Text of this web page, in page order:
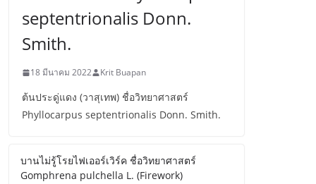
septentrionalis Donn.
Smith.
18 มีนาคม 2022 Krit Buapan
ต้นประดู่แดง (วาสุเทพ) ชื่อวิทยาศาสตร์
Phyllocarpus septentrionalis Donn. Smith.
บานไม่รู้โรยไฟเออร์เวิร์ค ชื่อวิทยาศาสตร์
Gomphrena pulchella L. (Firework)